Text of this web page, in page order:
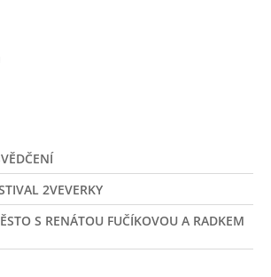
2VEVERKY
S RENÁTOU FUČÍKOVOU A RADKEM